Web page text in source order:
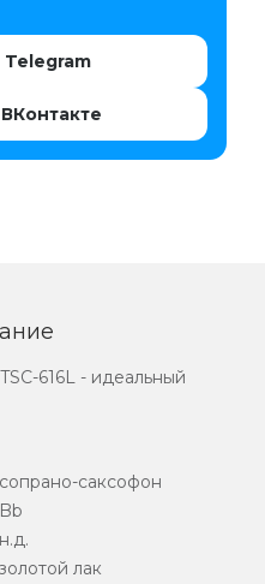
616L - идеальный
сопрано-саксофон
Bb
н.д.
золотой лак